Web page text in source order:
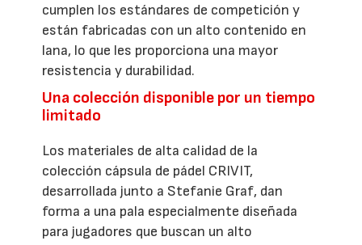
cumplen los estándares de competición y
están fabricadas con un alto contenido en
lana, lo que les proporciona una mayor
resistencia y durabilidad.
Una colección disponible por un tiempo
limitado
Los materiales de alta calidad de la
colección cápsula de pádel CRIVIT,
desarrollada junto a Stefanie Graf, dan
forma a una pala especialmente diseñada
para jugadores que buscan un alto